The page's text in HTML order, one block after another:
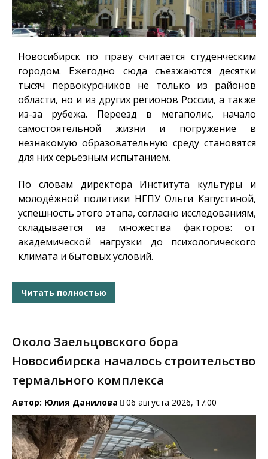
Новосибирск по праву считается студенческим
городом. Ежегодно сюда съезжаются десятки
тысяч первокурсников не только из районов
области, но и из других регионов России, а также
из-за рубежа. Переезд в мегаполис, начало
самостоятельной жизни и погружение в
незнакомую образовательную среду становятся
для них серьёзным испытанием.
По словам директора Института культуры и
молодёжной политики НГПУ Ольги Капустиной,
успешность этого этапа, согласно исследованиям,
складывается из множества факторов: от
академической нагрузки до психологического
климата и бытовых условий.
Читать полностью
Около Заельцовского бора
Новосибирска началось строительство
термального комплекса
Автор: Юлия Данилова 06 августа 2026, 17:00